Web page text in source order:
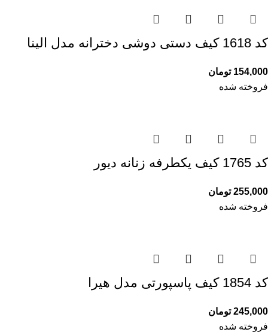
کد 1618 کیف دستی دوشی دخترانه مدل الینا
154,000 تومان
فروخته شده
کد 1765 کیف یکطرفه زنانه دیور
255,000 تومان
فروخته شده
کد 1854 کیف پاسپورتی مدل هیرا
245,000 تومان
فروخته شده